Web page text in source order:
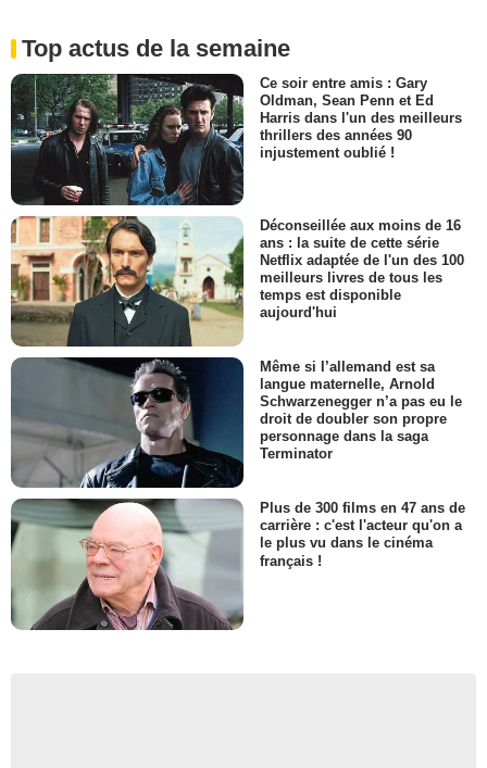
Top actus de la semaine
Ce soir entre amis : Gary
Oldman, Sean Penn et Ed
Harris dans l'un des meilleurs
thrillers des années 90
injustement oublié !
Déconseillée aux moins de 16
ans : la suite de cette série
Netflix adaptée de l'un des 100
meilleurs livres de tous les
temps est disponible
aujourd'hui
Même si l’allemand est sa
langue maternelle, Arnold
Schwarzenegger n’a pas eu le
droit de doubler son propre
personnage dans la saga
Terminator
Plus de 300 films en 47 ans de
carrière : c'est l'acteur qu'on a
le plus vu dans le cinéma
français !